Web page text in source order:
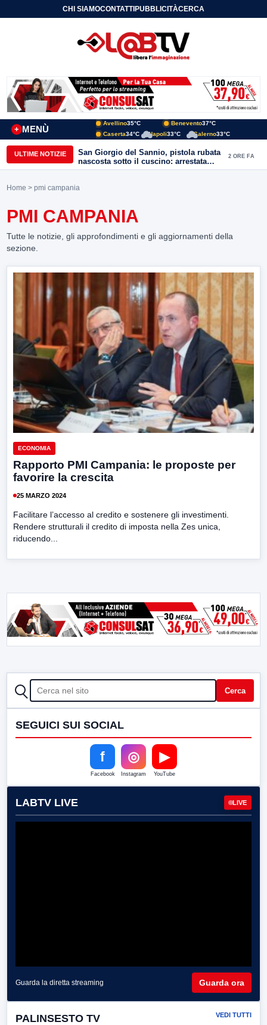
CHI SIAMOCONTATTIPUBBLICITÀCERCA
MENÙ
+
Avellino35°C Benevento37°C
Caserta34°C Napoli33°C Salerno33°C
ULTIME NOTIZIE
San Giorgio del Sannio, pistola rubata
nascosta sotto il cuscino: arrestata
51enne
2 ORE FA
Home > pmi campania
PMI CAMPANIA
Tutte le notizie, gli approfondimenti e gli aggiornamenti della
sezione.
ECONOMIA
Rapporto PMI Campania: le proposte per
favorire la crescita
25 MARZO 2024
Facilitare l’accesso al credito e sostenere gli investimenti.
Rendere strutturali il credito di imposta nella Zes unica,
riducendo...
CERCA Cerca
SEGUICI SUI SOCIAL
f
Facebook
◎
Instagram
▶
YouTube
LABTV LIVE LIVE
Guarda la diretta streaming Guarda ora
PALINSESTO TV VEDI TUTTI